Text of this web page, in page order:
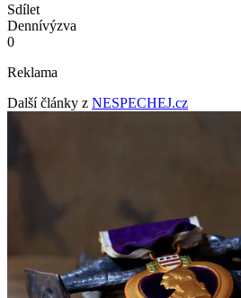
Sdílet
Dennívýzva
0
Reklama
Další články z NESPECHEJ.cz